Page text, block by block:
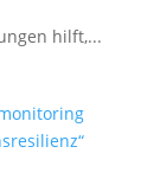
hilft,...